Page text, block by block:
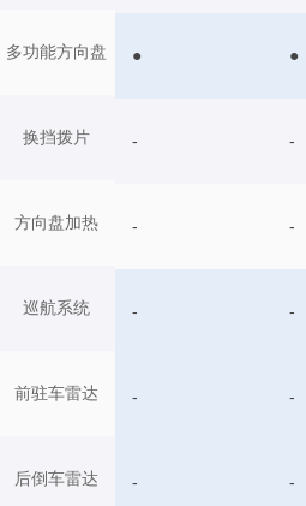
多功能方向盘
换挡拨片
方向盘加热
巡航系统
前驻车雷达
后倒车雷达
● ●
- -
- -
- -
- -
- -